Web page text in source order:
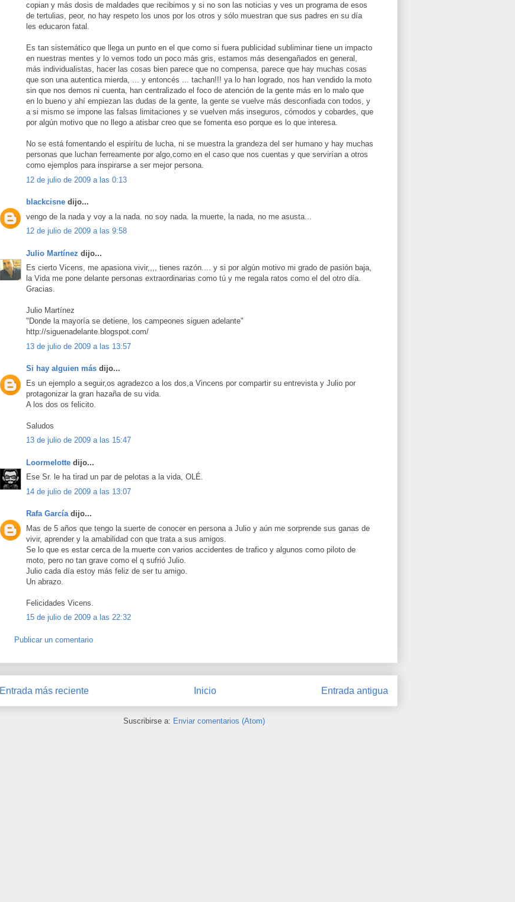
copian y más dosis de maldades que recibimos y si no son las noticias y ves un programa de esos
de tertulias, peor, no hay respeto los unos por los otros y sólo muestran que sus padres en su día
les educaron fatal.
Es tan sistemático que llega un punto en el que como si fuera publicidad subliminar tiene un impacto
en nuestras mentes y lo vemos todo un poco más gris, estamos más desengañados en general,
más individualistas, hacer las cosas bien parece que no compensa, parece que hay muchas cosas
que son una autentica mierda, ... y entoncés ... tachan!!! ya lo han logrado, nos han vendido la moto
sin que nos demos ni cuenta, han centralizado el foco de atención de la gente más en lo malo que
en lo bueno y ahí empiezan las dudas de la gente, la gente se vuelve más desconfiada con todos, y
a si mismo se impone las falsas limitaciones y se vuelven más inseguros, cómodos y cobardes, que
por algún motivo que no llego a atisbar creo que se fomenta eso porque es lo que interesa.
No se está fomentando el espirítu de lucha, ni se muestra la grandeza del ser humano y hay muchas
personas que luchan ferreamente por algo,como en el caso que nos cuentas y que servirían a otros
como ejemplos para inspirarse a ser mejor persona.
12 de julio de 2009 a las 0:13
blackcisne dijo...
vengo de la nada y voy a la nada. no soy nada. la muerte, la nada, no me asusta...
12 de julio de 2009 a las 9:58
Julio Martínez dijo...
Es cierto Vicens, me apasiona vivir,,,, tienes razón.... y si por algún motivo mi grado de pasión baja,
la Vida me pone delante personas extraordinarias como tú y me regala ratos como el del otro día.
Gracias.
Julio Martínez
"Donde la mayoría se detiene, los campeones siguen adelante"
http://siguenadelante.blogspot.com/
13 de julio de 2009 a las 13:57
Si hay alguien más dijo...
Es un ejemplo a seguir,os agradezco a los dos,a Vincens por compartir su entrevista y Julio por
protagonizar la gran hazaña de su vida.
A los dos os felicito.
Saludos
13 de julio de 2009 a las 15:47
Loormelotte dijo...
Ese Sr. le ha tirad un par de pelotas a la vida, OLÉ.
14 de julio de 2009 a las 13:07
Rafa Garcíadijo...
Mas de 5 años que tengo la suerte de conocer en persona a Julio y aún me sorprende sus ganas de
vivir, aprender y la amabilidad con que trata a sus amigos.
Se lo que es estar cerca de la muerte con varios accidentes de trafico y algunos como piloto de
moto, pero no tan grave como el q sufrió Julio.
Julio cada día estoy más feliz de ser tu amigo.
Un abrazo.
Felicidades Vicens.
15 de julio de 2009 a las 22:32
Publicar un comentario
Entrada más reciente Entrada antigua
Inicio
Suscribirse a: Enviar comentarios (Atom)